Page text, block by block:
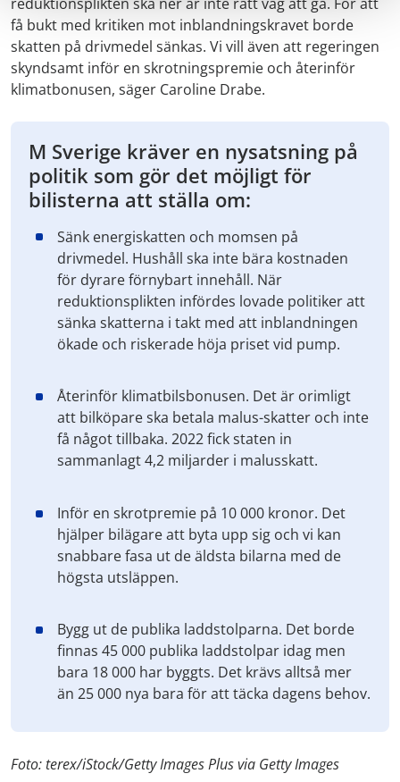
få bukt med kritiken mot inblandningskravet borde
skatten på drivmedel sänkas. Vi vill även att regeringen
skyndsamt inför en skrotningspremie och återinför
klimatbonusen, säger Caroline Drabe.
M Sverige kräver en nysatsning på
politik som gör det möjligt för
bilisterna att ställa om:
Sänk energiskatten och momsen på
drivmedel. Hushåll ska inte bära kostnaden
för dyrare förnybart innehåll. När
reduktionsplikten infördes lovade politiker att
sänka skatterna i takt med att inblandningen
ökade och riskerade höja priset vid pump.
Återinför klimatbilsbonusen. Det är orimligt
att bilköpare ska betala malus-skatter och inte
få något tillbaka. 2022 fick staten in
sammanlagt 4,2 miljarder i malusskatt.
Inför en skrotpremie på 10 000 kronor. Det
hjälper bilägare att byta upp sig och vi kan
snabbare fasa ut de äldsta bilarna med de
högsta utsläppen.
Bygg ut de publika laddstolparna. Det borde
finnas 45 000 publika laddstolpar idag men
bara 18 000 har byggts. Det krävs alltså mer
än 25 000 nya bara för att täcka dagens behov.
Foto: terex/iStock/Getty Images Plus via Getty Images